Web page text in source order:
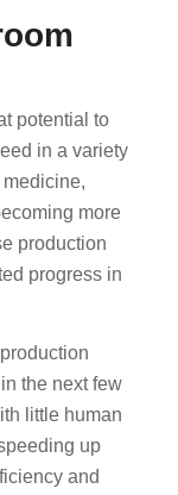
potential to
in a variety
more
production
progress in
the next few
little human
up
and